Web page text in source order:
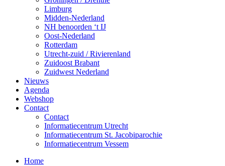
Limburg
Midden-Nederland
NH benoorden ‘t IJ
Oost-Nederland
Rotterdam
Utrecht-zuid / Rivierenland
Zuidoost Brabant
Zuidwest Nederland
Nieuws
Agenda
Webshop
Contact
Contact
Informatiecentrum Utrecht
Informatiecentrum St. Jacobiparochie
Informatiecentrum Vessem
Home